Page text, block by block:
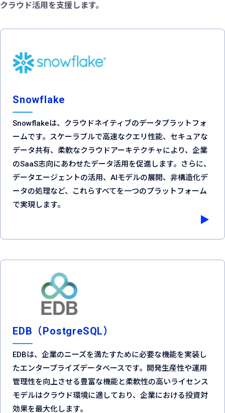
クラウド活用を支援します。
Snowflake
Snowflakeは、クラウドネイティブのデータプラットフォ
ームです。スケーラブルで高速なクエリ性能、セキュアな
データ共有、柔軟なクラウドアーキテクチャにより、企業
のSaaS志向にあわせたデータ活用を促進します。さらに、
データエージェントの活用、AIモデルの展開、非構造化デ
ータの処理など、これらすべてを一つのプラットフォーム
で実現します。
EDB（PostgreSQL）
EDBは、企業のニーズを満たすために必要な機能を実装し
たエンタープライズデータベースです。開発生産性や運用
管理性を向上させる豊富な機能と柔軟性の高いライセンス
モデルはクラウド環境に適しており、企業における投資対
効果を最大化します。